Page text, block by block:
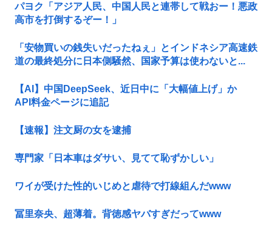
パヨク「アジア人民、中国人民と連帯して戦おー！悪政
高市を打倒するぞー！」
「安物買いの銭失いだったねぇ」とインドネシア高速鉄
道の最終処分に日本側騒然、国家予算は使わないと...
【AI】中国DeepSeek、近日中に「大幅値上げ」か
API料金ページに追記
【速報】注文厨の女を逮捕
専門家「日本車はダサい、見てて恥ずかしい」
ワイが受けた性的いじめと虐待で打線組んだwww
冨里奈央、超薄着。背徳感ヤバすぎだってwww